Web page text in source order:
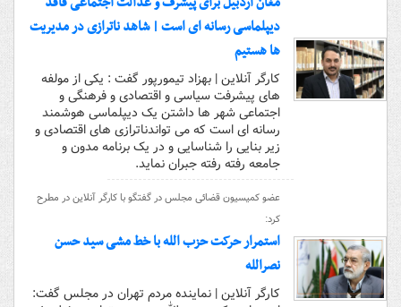
دیپلماسی رسانه ای است | شاهد ناترازی در مدیریت
ها هستیم
کارگر آنلاین | بهزاد تیمورپور گفت : یکی از مولفه
های پیشرفت سیاسی و اقتصادی و فرهنگی و
اجتماعی شهر ها داشتن یک دیپلماسی هوشمند
رسانه ای است که می تواندناترازی های اقتصادی و
زیر بنایی را شناسایی و در یک برنامه مدون و
جامعه رفته رفته جبران نماید.
عضو کمیسیون قضائی مجلس در گفتگو با کارگر آنلاین در مطرح
کرد:
استمرار حرکت حزب الله با خط مشی سید حسن
نصرالله
کارگر آنلاین | نماینده مردم تهران در مجلس گفت: